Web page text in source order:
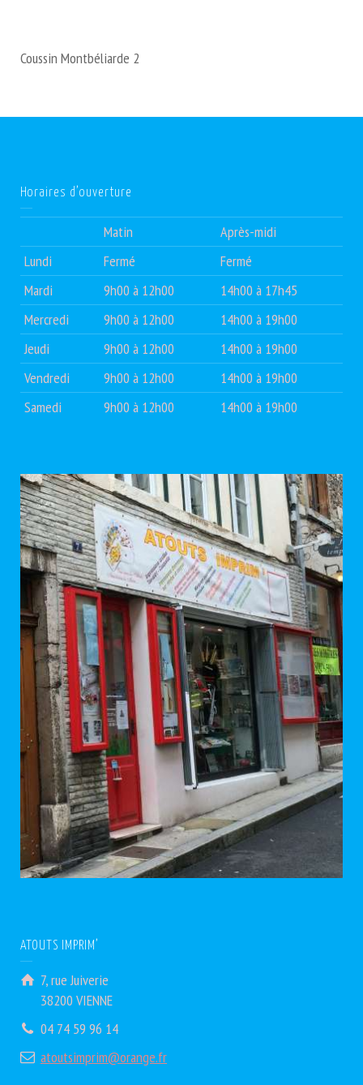
Coussin Montbéliarde 2
Horaires d’ouverture
Matin
Après-midi
Lundi
Fermé
Fermé
Mardi
9h00 à 12h00
14h00 à 17h45
Mercredi
9h00 à 12h00
14h00 à 19h00
Jeudi
9h00 à 12h00
14h00 à 19h00
Vendredi
9h00 à 12h00
14h00 à 19h00
Samedi
9h00 à 12h00 14h00 à 19h00
ATOUTS IMPRIM’
7, rue Juiverie
38200 VIENNE
04 74 59 96 14
atoutsimprim@orange.fr